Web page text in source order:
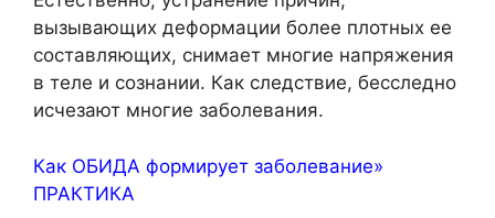
вызывающих деформации более плотных ее
составляющих, снимает многие напряжения
в теле и сознании. Как следствие, бесследно
исчезают многие заболевания.
Как ОБИДА формирует заболевание»
ПРАКТИКА